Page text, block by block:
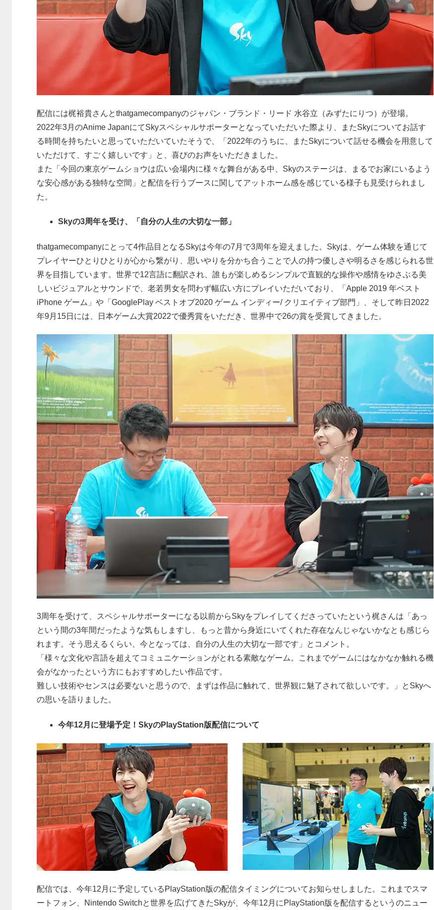
配信には梶裕貴さんとthatgamecompanyのジャパン・ブランド・リード 水谷立（みずたにりつ）が登場。
2022年3月のAnime JapanにてSkyスペシャルサポーターとなっていただいた際より、またSkyについてお話す
る時間を持ちたいと思っていただいていたそうで、「2022年のうちに、またSkyについて話せる機会を用意して
いただけて、すごく嬉しいです」と、喜びのお声をいただきました。
また「今回の東京ゲームショウは広い会場内に様々な舞台がある中、Skyのステージは、まるでお家にいるよう
な安心感がある独特な空間」と配信を行うブースに関してアットホーム感を感じている様子も見受けられまし
た。
Skyの3周年を受け、「自分の人生の大切な一部」
thatgamecompanyにとって4作品目となるSkyは今年の7月で3周年を迎えました。Skyは、ゲーム体験を通じて
プレイヤーひとりひとりが心から繋がり、思いやりを分かち合うことで人の持つ優しさや明るさを感じられる世
界を目指しています。世界で12言語に翻訳され、誰もが楽しめるシンプルで直観的な操作や感情をゆさぶる美
しいビジュアルとサウンドで、老若男女を問わず幅広い方にプレイいただいており、「Apple 2019 年ベスト
iPhone ゲーム」や「GooglePlay ベストオブ2020 ゲーム インディー/ クリエイティブ部門」、そして昨日2022
年9月15日には、日本ゲーム大賞2022で優秀賞をいただき、世界中で26の賞を受賞してきました。
3周年を受けて、スペシャルサポーターになる以前からSkyをプレイしてくださっていたという梶さんは「あっ
という間の3年間だったような気もしますし、もっと昔から身近にいてくれた存在なんじゃないかなとも感じら
れます。そう思えるくらい、今となっては、自分の人生の大切な一部です」とコメント。
「様々な文化や言語を超えてコミュニケーションがとれる素敵なゲーム。これまでゲームにはなかなか触れる機
会がなかったという方にもおすすめしたい作品です。
難しい技術やセンスは必要ないと思うので、まずは作品に触れて、世界観に魅了されて欲しいです。」とSkyへ
の思いを語りました。
今年12月に登場予定！SkyのPlayStation版配信について
配信では、今年12月に予定しているPlayStation版の配信タイミングについてお知らせしました。これまでスマ
ートフォン、Nintendo Switchと世界を広げてきたSkyが、今年12月にPlayStation版を配信するというのニュー